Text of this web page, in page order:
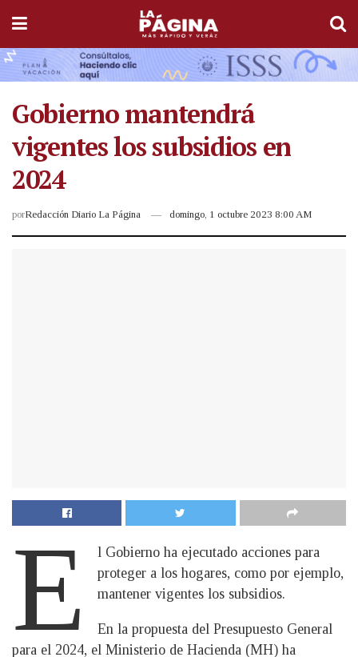
Gobierno mantendrá
vigentes los subsidios en
2024
porRedacción Diario La Página domingo, 1 octubre 2023 8:00 AM
E
l Gobierno ha ejecutado acciones para
proteger a los hogares, como por ejemplo,
mantener vigentes los subsidios.
En la propuesta del Presupuesto General
para el 2024, el Ministerio de Hacienda (MH) ha